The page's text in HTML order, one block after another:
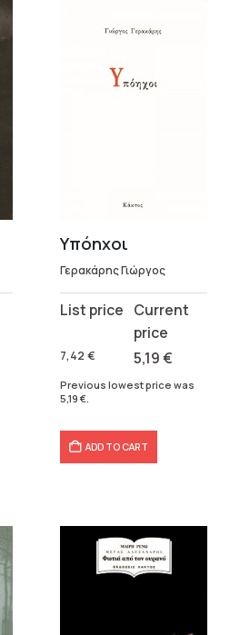
Υπόηχοι
Γερακάρης Γιώργος
7,42 €
Original
was:
7,42 €.
5,19€
Current
is:
5,19 €.
Previous lowest price was
5,19 €.
ADD TO CART